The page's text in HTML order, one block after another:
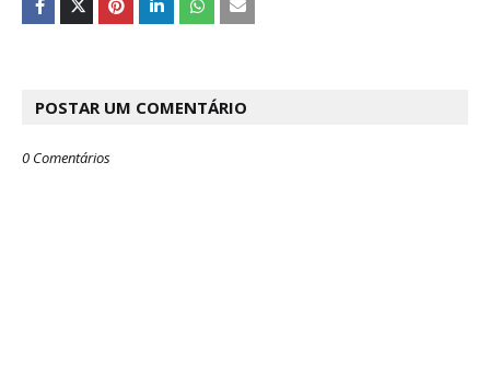
POSTAR UM COMENTÁRIO
0 Comentários